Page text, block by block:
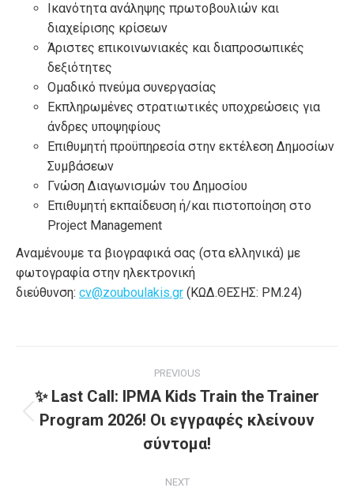
Ικανότητα ανάληψης πρωτοβουλιών και
διαχείρισης κρίσεων
Άριστες επικοινωνιακές και διαπροσωπικές
δεξιότητες
Ομαδικό πνεύμα συνεργασίας
Εκπληρωμένες στρατιωτικές υποχρεώσεις για
άνδρες υποψηφίους
Επιθυμητή προϋπηρεσία στην εκτέλεση Δημοσίων
Συμβάσεων
Γνώση Διαγωνισμών του Δημοσίου
Επιθυμητή εκπαίδευση ή/και πιστοποίηση στο
Project Management
Αναμένουμε τα βιογραφικά σας (στα ελληνικά) με
φωτογραφία στην ηλεκτρονική
διεύθυνση: cv@zouboulakis.gr (ΚΩΔ.ΘΕΣΗΣ: PM.24)
navigation
PREVIOUS
Previous
post:
✨ Last Call: IPMA Kids Train the Trainer
Program 2026! Οι εγγραφές κλείνουν
σύντομα!
NEXT